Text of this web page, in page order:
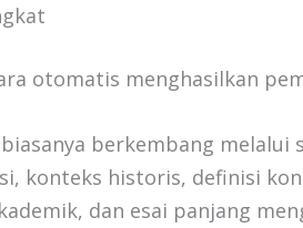
otomatis menghasilkan
berkembang melalui
konteks historis, definisi
dan esai panjang